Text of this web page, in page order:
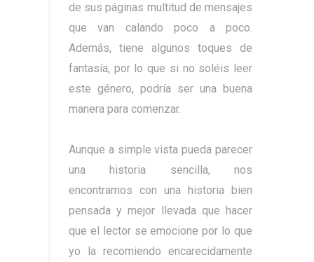
de sus páginas multitud de mensajes
que van calando poco a poco.
Además, tiene algunos toques de
fantasía, por lo que si no soléis leer
este género, podría ser una buena
manera para comenzar.
Aunque a simple vista pueda parecer
una historia sencilla, nos
encontramos con una historia bien
pensada y mejor llevada que hacer
que el lector se emocione por lo que
yo la recomiendo encarecidamente